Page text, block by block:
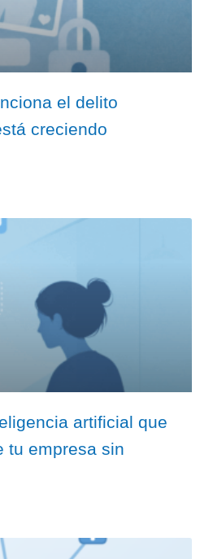
el delito
creciendo
artificial que
tu empresa sin